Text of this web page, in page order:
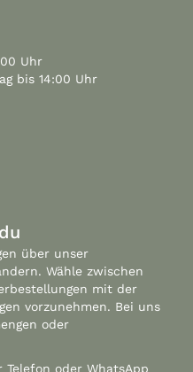
Uhr
bis 14:00 Uhr
über unser
Wähle zwischen
mit der
vorzunehmen. Bei uns
oder
oder WhatsApp